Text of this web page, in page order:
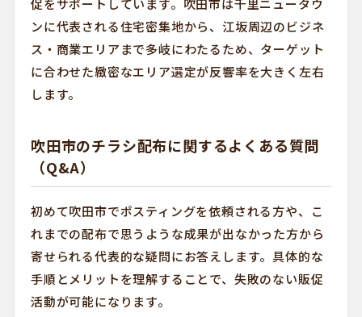
促をサポートしています。吹田市は千里ニュータウ
ンに代表される住宅密集地から、江坂周辺のビジネ
ス・商業エリアまで多岐にわたるため、ターゲット
に合わせた緻密なエリア選定が反響率を大きく左右
します。
吹田市のチラシ配布に関するよくある質問
（Q&A）
初めて吹田市でポスティングを依頼される方や、こ
れまでの配布で思うような成果が出なかった方から
寄せられる代表的な疑問にお答えします。具体的な
手順とメリットを理解することで、失敗のない販促
活動が可能になります。